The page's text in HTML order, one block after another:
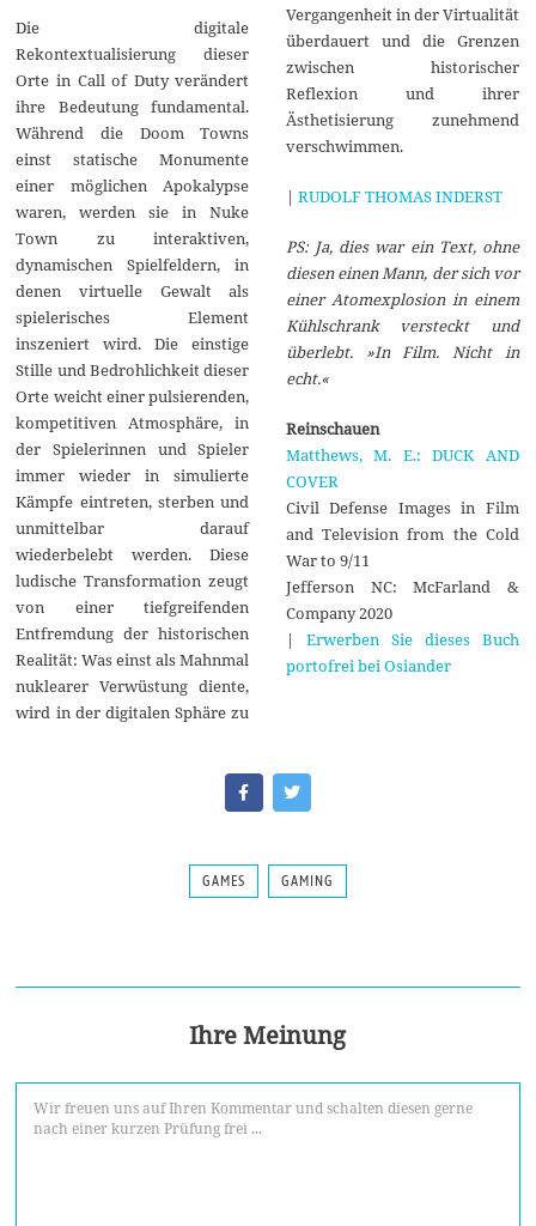
Die digitale
Rekontextualisierung dieser
Orte in Call of Duty verändert
ihre Bedeutung fundamental.
Während die Doom Towns
einst statische Monumente
einer möglichen Apokalypse
waren, werden sie in Nuke
Town zu interaktiven,
dynamischen Spielfeldern, in
denen virtuelle Gewalt als
spielerisches Element
inszeniert wird. Die einstige
Stille und Bedrohlichkeit dieser
Orte weicht einer pulsierenden,
kompetitiven Atmosphäre, in
der Spielerinnen und Spieler
immer wieder in simulierte
Kämpfe eintreten, sterben und
unmittelbar darauf
wiederbelebt werden. Diese
ludische Transformation zeugt
von einer tiefgreifenden
Entfremdung der historischen
Realität: Was einst als Mahnmal
nuklearer Verwüstung diente,
wird in der digitalen Sphäre zu
Vergangenheit in der Virtualität
überdauert und die Grenzen
zwischen historischer
Reflexion und ihrer
Ästhetisierung zunehmend
verschwimmen.
| RUDOLF THOMAS INDERST
PS: Ja, dies war ein Text, ohne
diesen einen Mann, der sich vor
einer Atomexplosion in einem
Kühlschrank versteckt und
überlebt. »In Film. Nicht in
echt.«
Reinschauen
Matthews, M. E.: DUCK AND
COVER
Civil Defense Images in Film
and Television from the Cold
War to 9/11
Jefferson NC: McFarland &
Company 2020
| Erwerben Sie dieses Buch
portofrei bei Osiander
GAMES GAMING
Ihre Meinung